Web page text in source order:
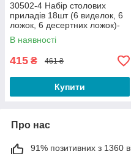
30502-4 Набір столових
приладів 18шт (6 виделок, 6
ложок, 6 десертних ложок)-
Family 4
В наявності
415 ₴ 461 ₴
Купити
Про нас
91% позитивних з 1360